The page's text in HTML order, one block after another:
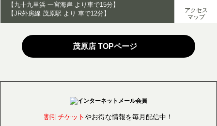
【九十九里浜 一宮海岸 より車で15分】
【JR外房線 茂原駅 より 車で12分】
アクセス
マップ
茂原店 TOPページ
割引チケットやお得な情報を毎月配信中！